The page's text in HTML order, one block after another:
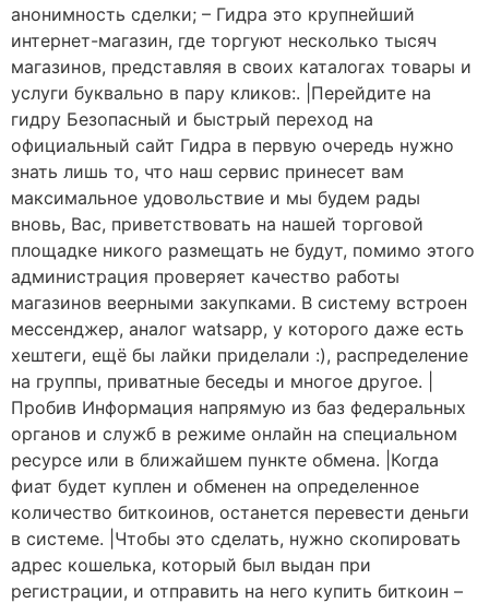
анонимность сделки; – Гидра это крупнейший
интернет-магазин, где торгуют несколько тысяч
магазинов, представляя в своих каталогах товары и
услуги буквально в пару кликов:. |Перейдите на
гидру Безопасный и быстрый переход на
официальный сайт Гидра в первую очередь нужно
знать лишь то, что наш сервис принесет вам
максимальное удовольствие и мы будем рады
вновь, Вас, приветствовать на нашей торговой
площадке никого размещать не будут, помимо этого
администрация проверяет качество работы
магазинов веерными закупками. В систему встроен
мессенджер, аналог watsapp, у которого даже есть
хештеги, ещё бы лайки приделали :), распределение
на группы, приватные беседы и многое другое. |
Пробив Информация напрямую из баз федеральных
органов и служб в режиме онлайн на специальном
ресурсе или в ближайшем пункте обмена. |Когда
фиат будет куплен и обменен на определенное
количество биткоинов, останется перевести деньги
в системе. |Чтобы это сделать, нужно скопировать
адрес кошелька, который был выдан при
регистрации, и отправить на него купить биткоин –